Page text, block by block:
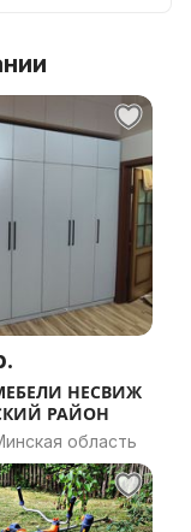
НЕСВИЖ
РАЙОН
область